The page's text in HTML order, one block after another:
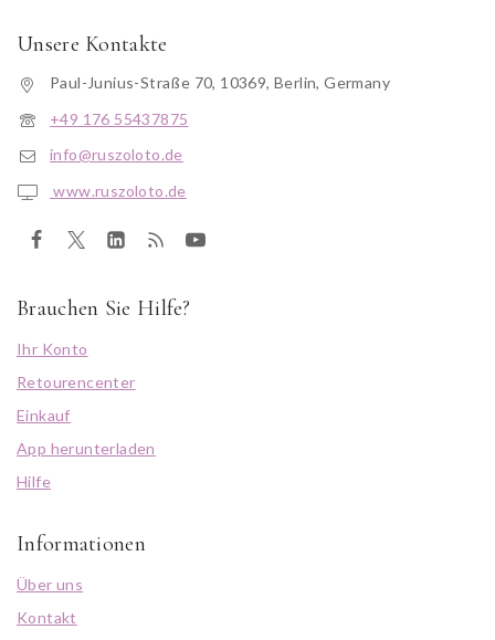
Unsere Kontakte
Paul-Junius-Straße 70, 10369, Berlin, Germany
+49 176 55437875
info@ruszoloto.de
www.ruszoloto.de
Brauchen Sie Hilfe?
Ihr Konto
Retourencenter
Einkauf
App herunterladen
Hilfe
Informationen
Über uns
Kontakt